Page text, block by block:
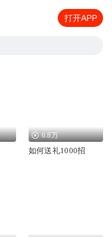
打开APP
6.8万
如何送礼1000招